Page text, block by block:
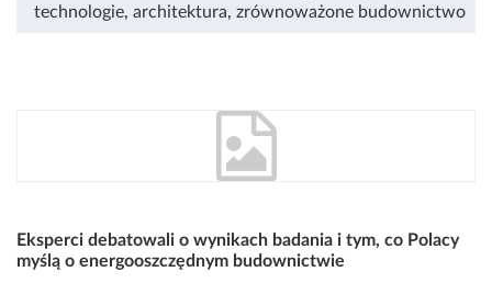
technologie, architektura, zrównoważone budownictwo
Eksperci debatowali o wynikach badania i tym, co Polacy
myślą o energooszczędnym budownictwie